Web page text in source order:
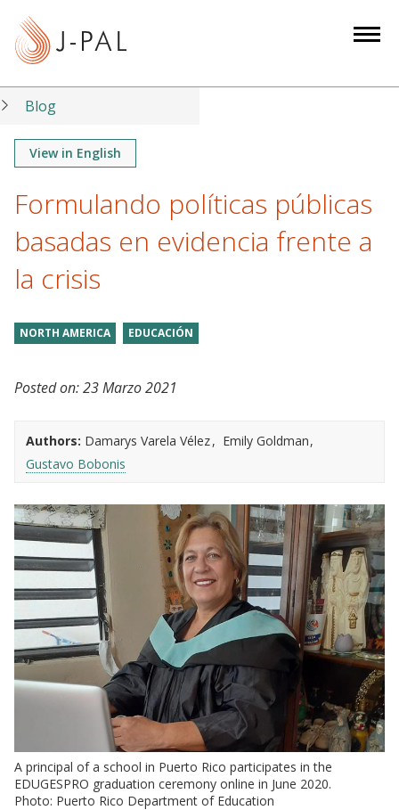
t
Blog
View in English
Formulando políticas públicas
basadas en evidencia frente a
la crisis
NORTH AMERICA EDUCACIÓN
Posted on:23 Marzo 2021
Authors: Damarys Varela Vélez
Emily Goldman
Gustavo Bobonis
A principal of a school in Puerto Rico participates in the
EDUGESPRO graduation ceremony online in June 2020.
Photo: Puerto Rico Department of Education